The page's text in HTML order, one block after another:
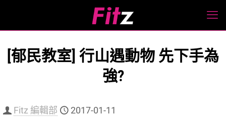
[郁民教室] 行山遇動物 先下手為
強?
Fitz 編輯部 2017-01-11